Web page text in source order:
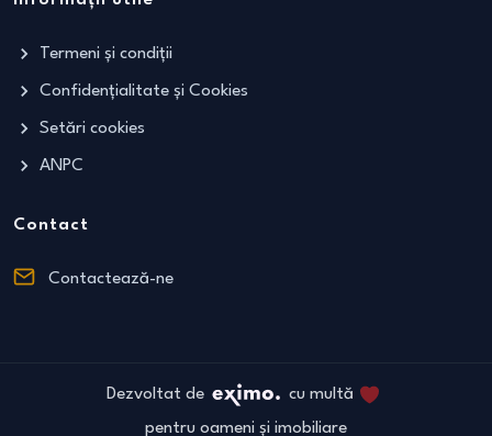
Termeni și condiții
Confidențialitate și Cookies
Setări cookies
ANPC
Contact
Contactează-ne
Dezvoltat de
cu multă
pentru oameni și imobiliare